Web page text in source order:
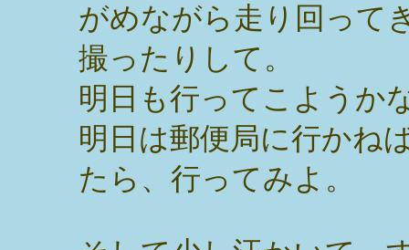
がめながら走り回って
撮ったりして。
明日も行ってこようか
明日は郵便局に行かね
たら、行ってみよ。